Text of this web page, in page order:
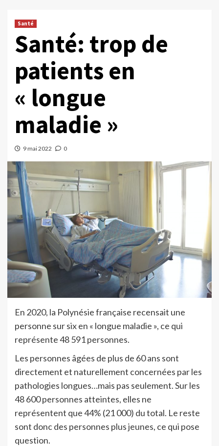
Santé
Santé: trop de
patients en
« longue
maladie »
9 mai 2022 0
En 2020, la Polynésie française recensait une
personne sur six en « longue maladie », ce qui
représente 48 591 personnes.
Les personnes âgées de plus de 60 ans sont
directement et naturellement concernées par les
pathologies longues…mais pas seulement. Sur les
48 600 personnes atteintes, elles ne
représentent que 44% (21 000) du total. Le reste
sont donc des personnes plus jeunes, ce qui pose
question.